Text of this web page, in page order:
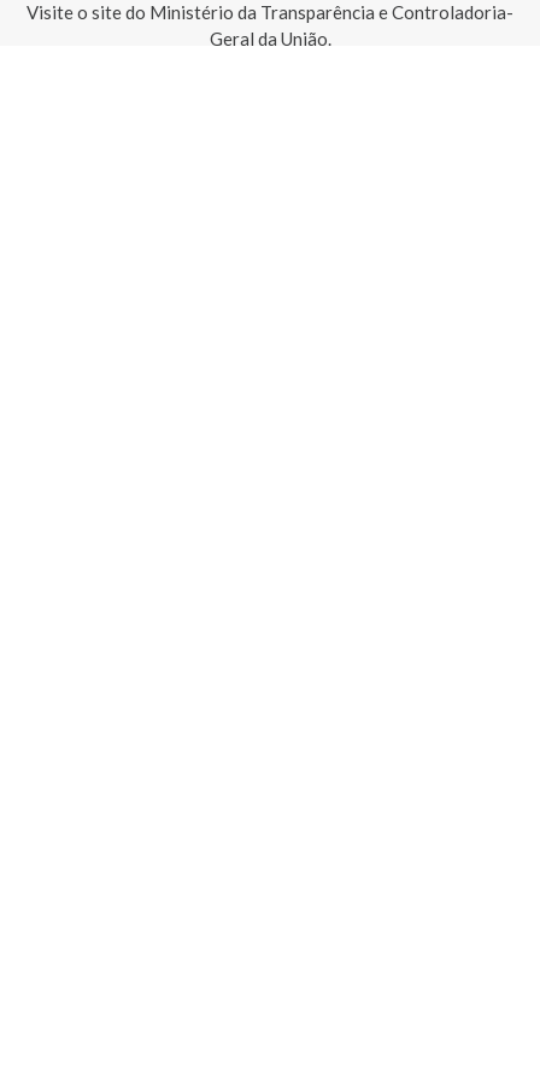
Visite o site do Ministério da Transparência e Controladoria-
Geral da União.